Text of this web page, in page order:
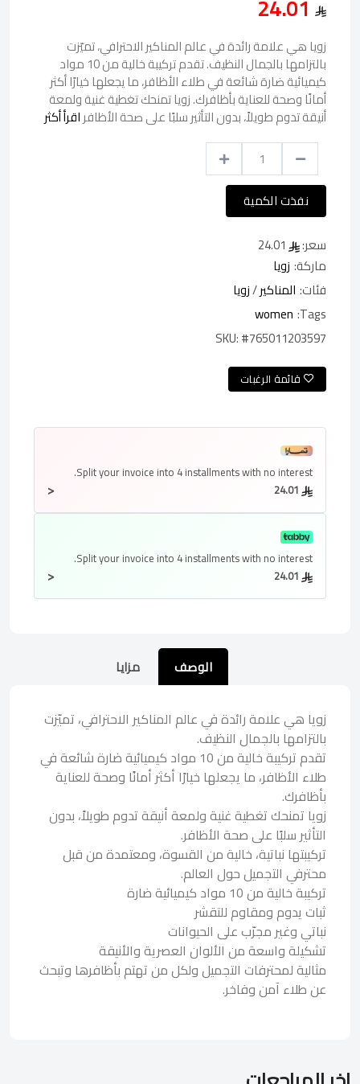
زويا هي علامة رائدة في عالم المناكير الاحترافي، تميّزت
بالتزامها بالجمال النظيف. تقدم تركيبة خالية من 10 مواد
كيميائية ضارة شائعة في طلاء الأظافر، ما يجعلها خيارًا أكثر
أمانًا وصحة للعناية بأظافرك. زويا تمنحك تغطية غنية ولمعة
أنيقة تدوم طويلاً، بدون التأثير سلبًا على صحة الأظافراقرأ أكثر
نفذت الكمية
سعر:
ماركة: زويا
فئات: المناكير/زويا
Tags:
women
SKU:#765011203597
قائمة الرغبات
Split your invoice into 4 installmentswith no interest.
<
Split your invoice into 4 installmentswith no interest.
<
الوصف مزايا
زويا هي علامة رائدة في عالم المناكير الاحترافي، تميّزت
بالتزامها بالجمال النظيف.
تقدم تركيبة خالية من 10 مواد كيميائية ضارة شائعة في
طلاء الأظافر، ما يجعلها خيارًا أكثر أمانًا وصحة للعناية
بأظافرك.
زويا تمنحك تغطية غنية ولمعة أنيقة تدوم طويلاً، بدون
التأثير سلبًا على صحة الأظافر.
تركيبتها نباتية، خالية من القسوة، ومعتمدة من قبل
محترفي التجميل حول العالم.
تركيبة خالية من 10 مواد كيميائية ضارة
ثبات يدوم ومقاوم للتقشر
نباتي وغير مجرّب على الحيوانات
تشكيلة واسعة من الألوان العصرية والأنيقة
مثالية لمحترفات التجميل ولكل من تهتم بأظافرها وتبحث
عن طلاء آمن وفاخر.